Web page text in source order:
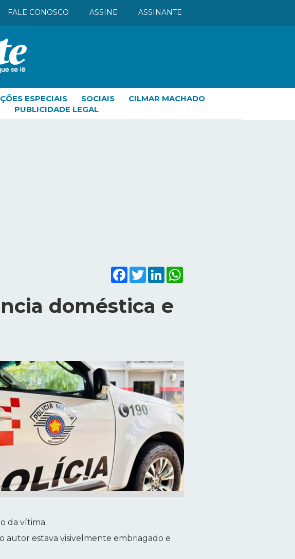
ASSINANTE
ASSINE
FALE CONOSCO
ESPECIAIS SOCIAIS
CILMAR MACHADO
PUBLICIDADE LEGAL
FacebookTwitterLinkedIn
doméstica e
da vítima.
autor estava visivelmente embriagado e